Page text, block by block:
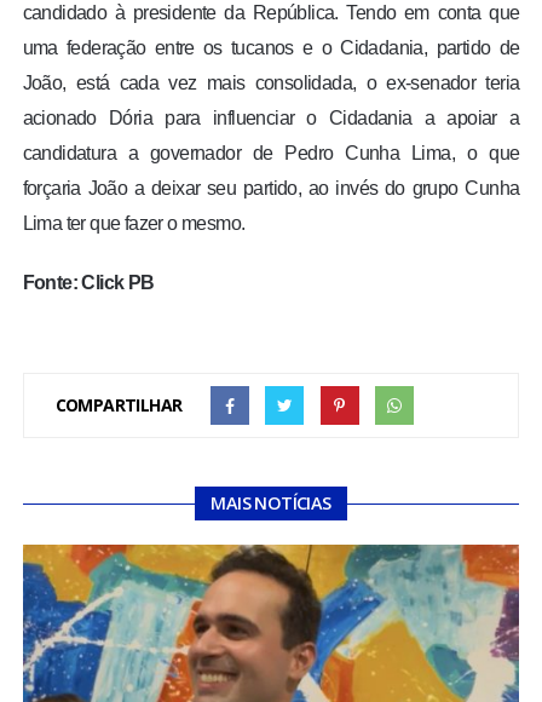
candidado à presidente da República. Tendo em conta que
uma federação entre os tucanos e o Cidadania, partido de
João, está cada vez mais consolidada, o ex-senador teria
acionado Dória para influenciar o Cidadania a apoiar a
candidatura a governador de Pedro Cunha Lima, o que
forçaria João a deixar seu partido, ao invés do grupo Cunha
Lima ter que fazer o mesmo.
Fonte: Click PB
COMPARTILHAR
MAIS NOTÍCIAS